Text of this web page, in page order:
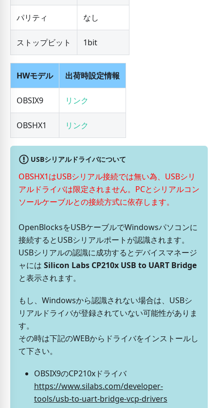
パリティ なし
ストップビット 1bit
HWモデル 出荷時設定情報
OBSIX9 リンク
OBSHX1 リンク
USBシリアルドライバについて
OBSHX1はUSBシリアル接続では無い為、USBシリ
アルドライバは限定されません。PCとシリアルコン
ソールケーブルとの接続方式に依存します。
OpenBlocksをUSBケーブルでWindowsパソコンに
接続するとUSBシリアルポートが認識されます。
USBシリアルの認識に成功するとデバイスマネージ
ャには Silicon Labs CP210x USB to UART Bridge
と表示されます。
もし、Windowsから認識されない場合は、USBシ
リアルドライバが登録されていない可能性がありま
す。
その時は下記のWEBからドライバをインストールし
て下さい。
OBSIX9のCP210xドライバ
https://www.silabs.com/developer-
tools/usb-to-uart-bridge-vcp-drivers